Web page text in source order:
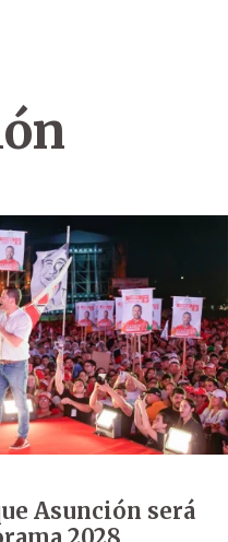
Asunción será